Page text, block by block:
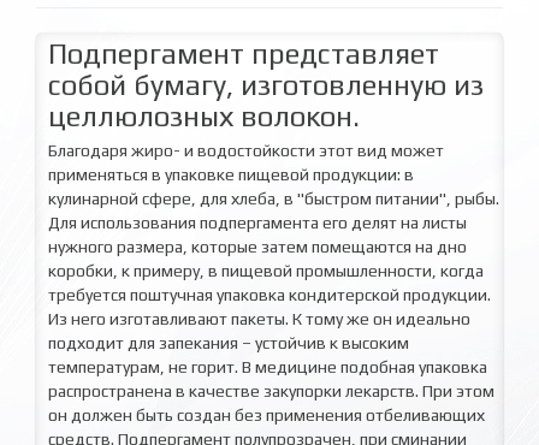
Подпергамент представляет
собой бумагу, изготовленную из
целлюлозных волокон.
Благодаря жиро- и водостойкости этот вид может
применяться в упаковке пищевой продукции: в
кулинарной сфере, для хлеба, в "быстром питании", рыбы.
Для использования подпергамента его делят на листы
нужного размера, которые затем помещаются на дно
коробки, к примеру, в пищевой промышленности, когда
требуется поштучная упаковка кондитерской продукции.
Из него изготавливают пакеты. К тому же он идеально
подходит для запекания – устойчив к высоким
температурам, не горит. В медицине подобная упаковка
распространена в качестве закупорки лекарств. При этом
он должен быть создан без применения отбеливающих
средств. Подпергамент полупрозрачен, при сминании